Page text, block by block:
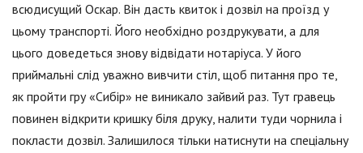
всюдисущий Оскар. Він дасть квиток і дозвіл на проїзд у
цьому транспорті. Його необхідно роздрукувати, а для
цього доведеться знову відвідати нотаріуса. У його
приймальні слід уважно вивчити стіл, щоб питання про те,
як пройти гру «Сибір» не виникало зайвий раз. Тут гравець
повинен відкрити кришку біля друку, налити туди чорнила і
покласти дозвіл. Залишилося тільки натиснути на спеціальну